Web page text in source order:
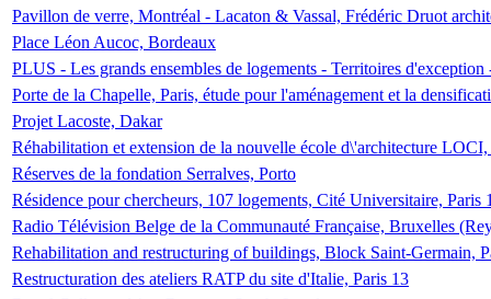
Pavillon de verre, Montréal - Lacaton & Vassal, Frédéric Druot
Place Léon Aucoc, Bordeaux
PLUS - Les grands ensembles de logements - Territoires
Porte de la Chapelle, Paris, étude pour l'aménagement et la
Projet Lacoste, Dakar
Réhabilitation et extension de la nouvelle école d\'architecture
Réserves de la fondation Serralves, Porto
Résidence pour chercheurs, 107 logements, Cité Universitaire, Paris
Radio Télévision Belge de la Communauté Française, Bruxelles
Rehabilitation and restructuring of buildings, Block Saint-Germain,
Restructuration des ateliers RATP du site d'Italie, Paris 13